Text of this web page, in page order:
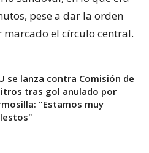
pese a dar la orden
el círculo central.
se lanza contra Comisión de
tras gol anulado por
"Estamos muy